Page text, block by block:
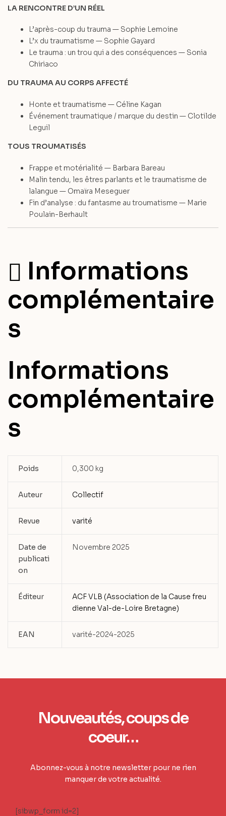
LA RENCONTRE D’UN RÉEL
L’après-coup du trauma — Sophie Lemoine
L’x du traumatisme — Sophie Gayard
Le trauma : un trou qui a des conséquences — Sonia
Chiriaco
DU TRAUMA AU CORPS AFFECTÉ
Honte et traumatisme — Céline Kagan
Événement traumatique / marque du destin — Clotilde
Leguil
TOUS TROUMATISÉS
Frappe et motérialité — Barbara Bareau
Malin tendu, les êtres parlants et le traumatisme de
lalangue — Omaïra Meseguer
Fin d’analyse : du fantasme au troumatisme — Marie
Poulain-Berhault
Informations
complémentaire
s
Informations
complémentaire
s
Poids 0,300 kg
Auteur Collectif
Revue varité
Date de
publicati
on
Novembre 2025
Éditeur
ACF VLB (Association de la Cause freu
dienne Val-de-Loire Bretagne)
EAN varité-2024-2025
Nouveautés, coups de
coeur…
Abonnez-vous à notre newsletter pour ne rien
manquer de votre actualité.
[sibwp_form id=2]